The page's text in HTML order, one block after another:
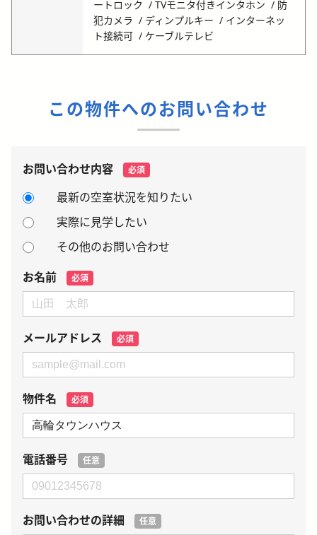
ートロック TVモニタ付きインタホン
防
犯カメラ
ディンプルキー
インターネッ
ト接続可
ケーブルテレビ
この物件へのお問い合わせ
お問い合わせ内容 必須
最新の空室状況を知りたい
実際に見学したい
その他のお問い合わせ
お名前
必須
メールアドレス 必須
物件名 必須
電話番号 任意
お問い合わせの詳細 任意